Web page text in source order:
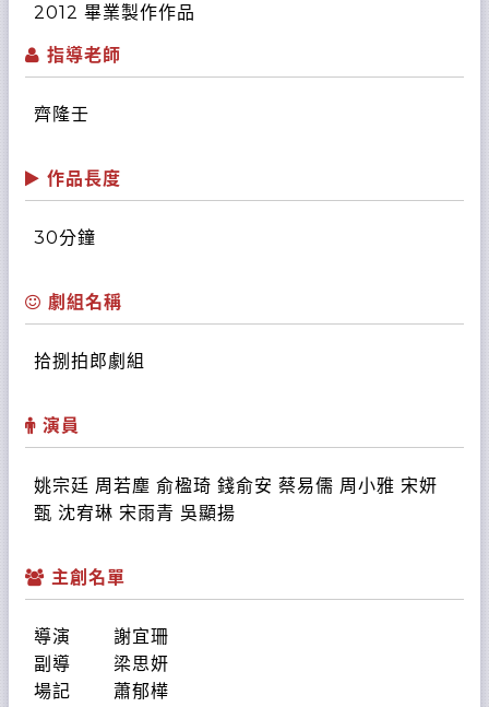
2012 畢業製作作品
指導老師
齊隆壬
作品長度
30分鐘
劇組名稱
拾捌拍郎劇組
演員
姚宗廷 周若塵 俞楹琦 錢俞安 蔡易儒 周小雅 宋妍
甄 沈宥琳 宋雨青 吳顯揚
主創名單
導演 謝宜珊
副導 梁思妍
場記 蕭郁樺